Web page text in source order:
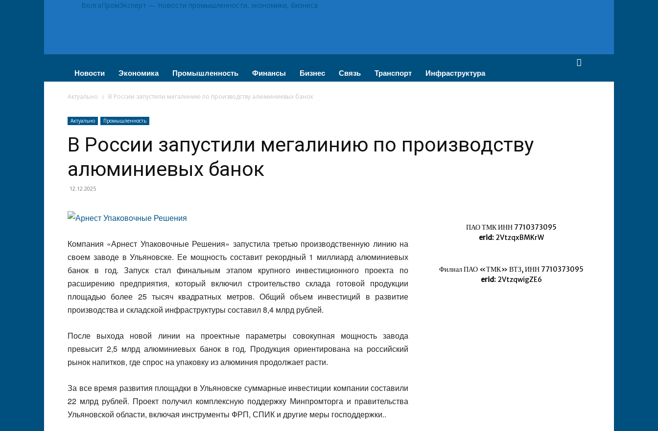
ВолгаПромЭксперт — Новости промышленности, экономики, бизнеса
Новости Экономика Промышленность Финансы Бизнес Связь Транспорт Инфраструктура
Актуально В России запустили мегалинию по производству алюминиевых банок
Актуально Промышленность
В России запустили мегалинию по производству
алюминиевых банок
12.12.2025
Компания «Арнест Упаковочные Решения» запустила третью производственную линию на
своем заводе в Ульяновске. Ее мощность составит рекордный 1 миллиард алюминиевых
банок в год. Запуск стал финальным этапом крупного инвестиционного проекта по
расширению предприятия, который включил строительство склада готовой продукции
площадью более 25 тысяч квадратных метров. Общий объем инвестиций в развитие
производства и складской инфраструктуры составил 8,4 млрд рублей.
После выхода новой линии на проектные параметры совокупная мощность завода
превысит 2,5 млрд алюминиевых банок в год. Продукция ориентирована на российский
рынок напитков, где спрос на упаковку из алюминия продолжает расти.
За все время развития площадки в Ульяновске суммарные инвестиции компании составили
22 млрд рублей. Проект получил комплексную поддержку Минпромторга и правительства
Ульяновской области, включая инструменты ФРП, СПИК и другие меры господдержки..
ПАО ТМК ИНН 7710373095
erid:2VtzqxBMKrW
Филиал ПАО «ТМК» ВТЗ, ИНН 7710373095
erid:2VtzqwigZE6